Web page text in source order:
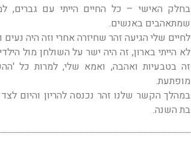
בחלק האישי – כל החיים הייתי עם גברים,
שמתאהבים באנשים.
לחיים שלי הגיעה זהר שחיזרה אחרי וזה היה נעים
לא הייתי בארון, זה היה ישר על השולחן מול
זה בטבעיות ואהבה, ואמא שלי, למרות כל
מופתעת.
במהלך הקשר שלנו זהר נכנסה להריון והיום
בת השנה.